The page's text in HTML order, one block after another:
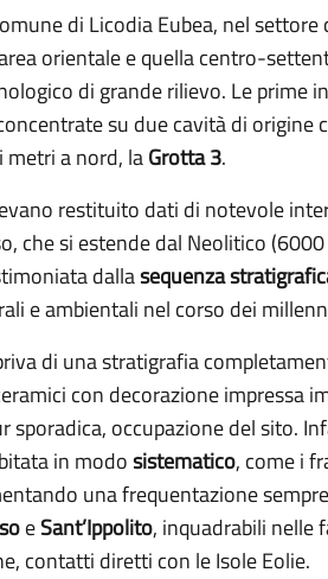
di Licodia Eubea, nel
orientale e quella centro-
di grande rilievo. Le prime
su due cavità di origine
a nord, laGrotta 3.
restituito dati di notevole
che si estende dal Neolitico (6000
dallasequenza
e ambientali nel corso dei
di una stratigrafia
con decorazione impressa
sporadica, occupazione del sito.
in modosistematico, come i
una frequentazione
eSant’Ippolito, inquadrabili nelle
contatti diretti con le Isole Eolie.